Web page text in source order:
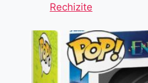
Rechizite